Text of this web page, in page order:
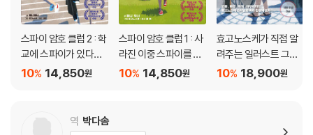
스파이 암호 클럽 2 : 학
교에 스파이가 있다
고!? 14,850원
10%
스파이 암호 클럽 1 : 사
라진 이중 스파이를 찾
아라! 14,850원
10%
효고노스케가 직접 알
려주는 일러스트 그리
기
18,900원
10%
역 박다솜